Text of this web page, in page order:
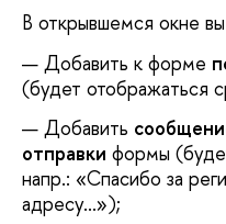
В открывшемся окне
Добавить к форме
(будет отображаться
Добавить
отправки формы
напр.: «Спасибо за
адресу...»);